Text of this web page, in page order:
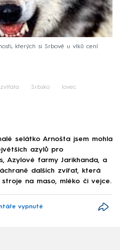
kterých si Srbové u vlků cení
zvířata Srbsko lovec
selátko Arnošta jsem mohla
azylů pro
Azylové farmy Jarikhanda, a
dalších zvířat, která
na maso, mléko či vejce.
vypnuté